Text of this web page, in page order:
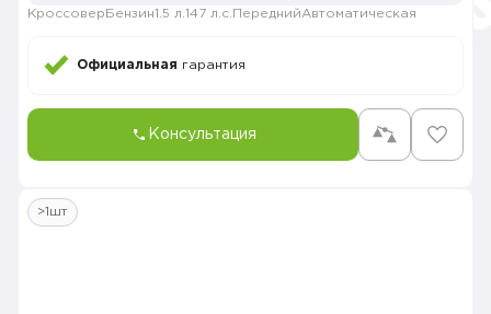
Кроссовер Бензин1.5 л. 147 л.с. ПереднийАвтоматическая
Официальная гарантия
Консультация
>1шт